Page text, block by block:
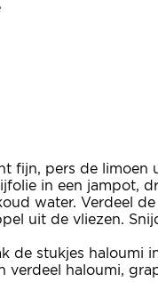
fijn, pers de limoen
in een jampot,
water. Verdeel
uit de vliezen.
de stukjes haloumi
verdeel haloumi,